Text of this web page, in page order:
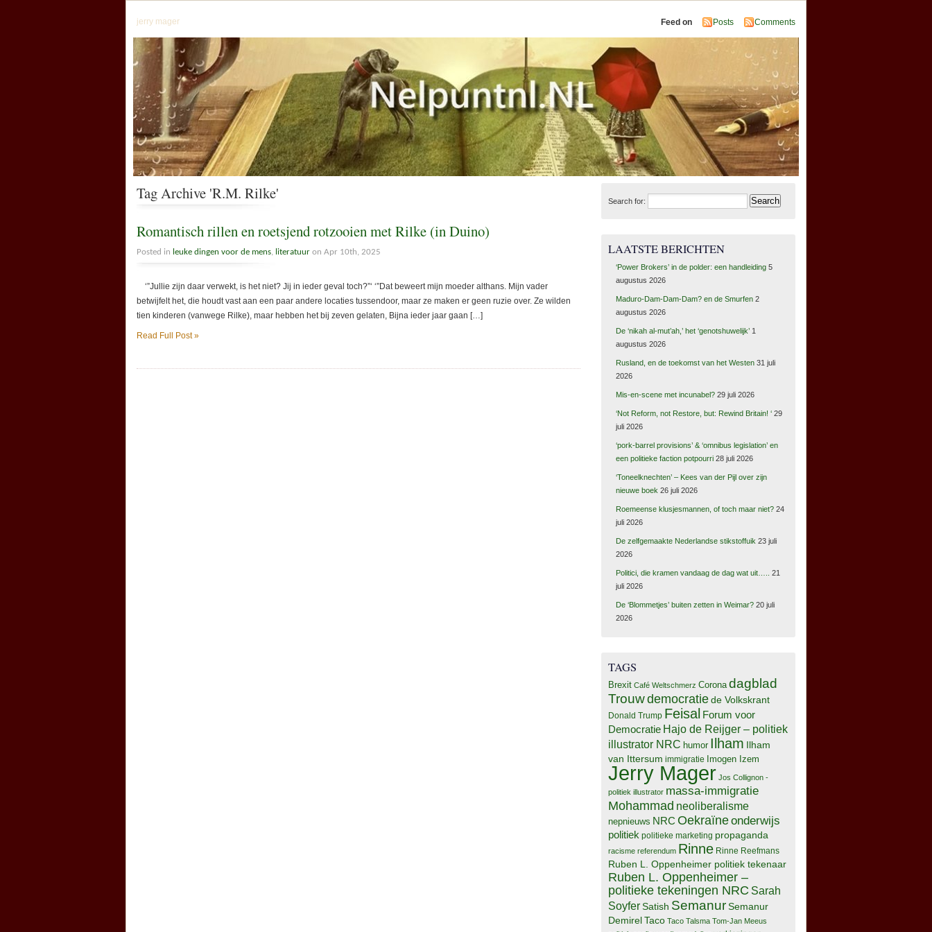
jerry mager Feed on Posts Comments
Tag Archive 'R.M. Rilke'
Romantisch rillen en roetsjend rotzooien met Rilke (in Duino)
Posted in leuke dingen voor de mens literatuur on Apr 10th, 2025
‘”Jullie zijn daar verwekt, is het niet? Jij in ieder geval toch?”‘ ‘”Dat beweert mijn moeder althans. Mijn vader
betwijfelt het, die houdt vast aan een paar andere locaties tussendoor, maar ze maken er geen ruzie over. Ze wilden
tien kinderen (vanwege Rilke), maar hebben het bij zeven gelaten, Bijna ieder jaar gaan […]
Read Full Post »
Search for:
LAATSTE BERICHTEN
‘Power Brokers’ in de polder: een handleiding 5
augustus 2026
Maduro-Dam-Dam-Dam? en de Smurfen 2
augustus 2026
De ‘nikah al-mut’ah,’ het ‘genotshuwelijk’ 1
augustus 2026
Rusland, en de toekomst van het Westen 31 juli
2026
Mis-en-scene met incunabel? 29 juli 2026
‘Not Reform, not Restore, but: Rewind Britain! ‘ 29
juli 2026
‘pork-barrel provisions’ & ‘omnibus legislation’ en
een politieke faction potpourri 28 juli 2026
‘Toneelknechten’ – Kees van der Pijl over zijn
nieuwe boek 26 juli 2026
Roemeense klusjesmannen, of toch maar niet? 24
juli 2026
De zelfgemaakte Nederlandse stikstoffuik 23 juli
2026
Politici, die kramen vandaag de dag wat uit…..
21
juli 2026
De ‘Blommetjes’ buiten zetten in Weimar? 20 juli
2026
TAGS
Brexit Café Weltschmerz Corona dagblad
Trouwdemocratiede Volkskrant
Donald Trump Feisal Forum voor
Democratie Hajo de Reijger – politiek
illustrator NRC humor Ilham Ilham
van Ittersum immigratie Imogen Izem
Jerry Mager Jos Collignon -
politiek illustrator massa-immigratie
Mohammad neoliberalisme
nepnieuws NRC Oekraïneonderwijs
politiek politieke marketing propaganda
racisme referendum Rinne Rinne Reefmans
Ruben L. Oppenheimer politiek tekenaar
Ruben L. Oppenheimer –
politieke tekeningen NRC Sarah
Soyfer Satish SemanurSemanur
DemirelTaco Taco Talsma Tom-Jan Meeus